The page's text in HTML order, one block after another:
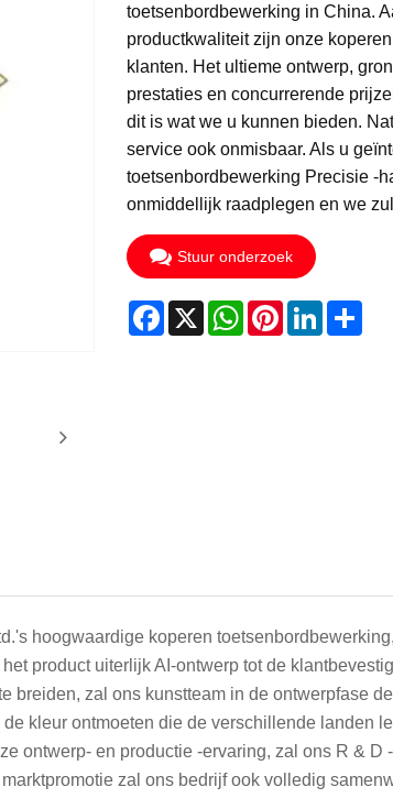
toetsenbordbewerking in China.
productkwaliteit zijn onze
klanten. Het ultieme ontwerp,
prestaties en concurrerende
dit is wat we u kunnen bieden.
service ook onmisbaar. Als u
toetsenbordbewerking Precisie -
onmiddellijk raadplegen en we
Stuur onderzoek
Facebook
X WhatsApp
PinterestLinkedIn
hoogwaardige koperen
product uiterlijk AI-ontwerp tot de
breiden, zal ons kunstteam in de ontwerpfase
kleur ontmoeten die de verschillende landen
ontwerp- en productie -ervaring, zal ons R & D
zal ons bedrijf ook volledig